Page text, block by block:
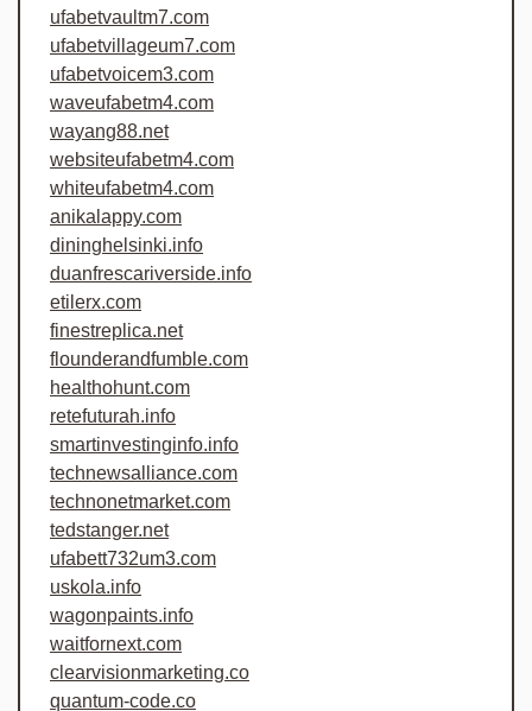
ufabetvaultm7.com
ufabetvillageum7.com
ufabetvoicem3.com
waveufabetm4.com
wayang88.net
websiteufabetm4.com
whiteufabetm4.com
anikalappy.com
dininghelsinki.info
duanfrescariverside.info
etilerx.com
finestreplica.net
flounderandfumble.com
healthohunt.com
retefuturah.info
smartinvestinginfo.info
technewsalliance.com
technonetmarket.com
tedstanger.net
ufabett732um3.com
uskola.info
wagonpaints.info
waitfornext.com
clearvisionmarketing.co
quantum-code.co